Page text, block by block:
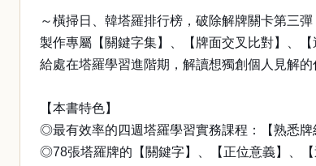
～橫掃日、韓塔羅排行榜，破除解牌關卡第三彈
製作專屬【關鍵字集】、【牌面交叉比對】、
給處在塔羅學習進階期，解讀想獨創個人見解的
【本書特色】
◎最有效率的四週塔羅學習實務課程：【熟悉牌
◎78張塔羅牌的【關鍵字】、【正位意義】、